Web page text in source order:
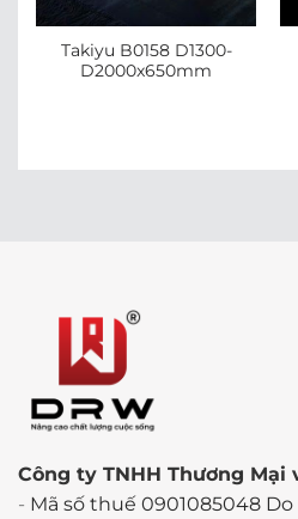
Takiyu B0158 D1300-
D2000x650mm
Công ty TNHH Thương Mại
- Mã số thuế 0901085048